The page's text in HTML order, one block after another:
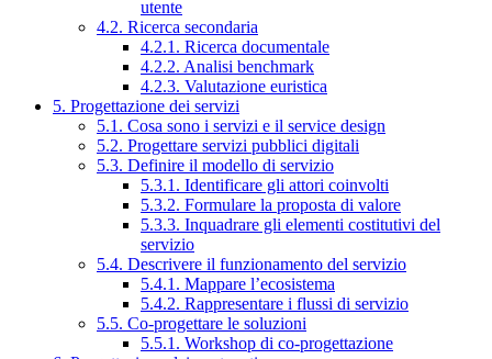
utente
4.2. Ricerca secondaria
4.2.1. Ricerca documentale
4.2.2. Analisi benchmark
4.2.3. Valutazione euristica
5. Progettazione dei servizi
5.1. Cosa sono i servizi e il service design
5.2. Progettare servizi pubblici digitali
5.3. Definire il modello di servizio
5.3.1. Identificare gli attori coinvolti
5.3.2. Formulare la proposta di valore
5.3.3. Inquadrare gli elementi costitutivi del
servizio
5.4. Descrivere il funzionamento del servizio
5.4.1. Mappare l’ecosistema
5.4.2. Rappresentare i flussi di servizio
5.5. Co-progettare le soluzioni
5.5.1. Workshop di co-progettazione